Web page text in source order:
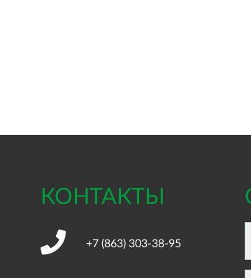
КОНТАКТЫ
+7 (863)303-38-95